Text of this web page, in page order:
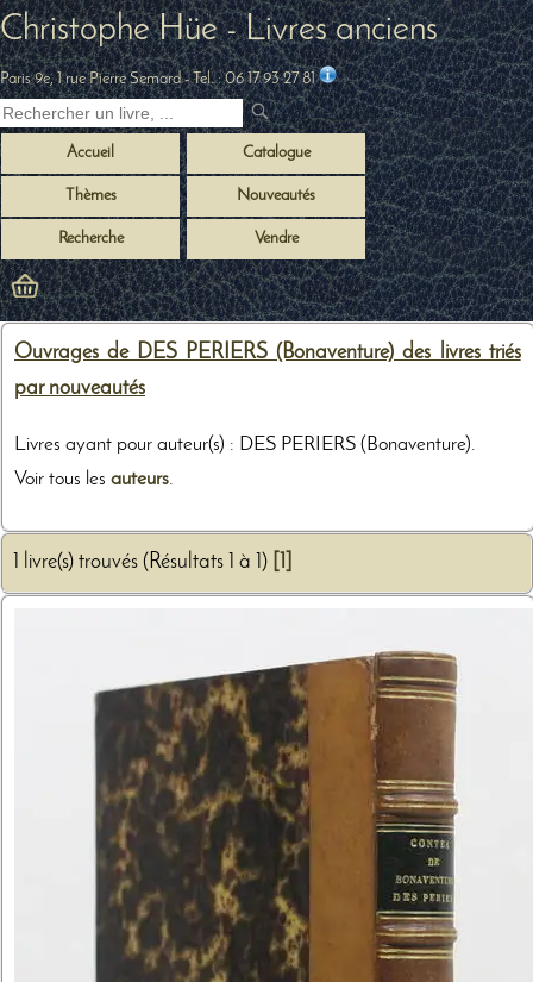
Christophe Hüe - Livres anciens
Paris 9e, 1 rue Pierre Semard- Tel. :06 17 93 27 81
Accueil Catalogue
Thèmes Nouveautés
Recherche Vendre
Ouvrages de DES PERIERS (Bonaventure) des livres triés
par nouveautés
Livres ayant pour auteur(s) : DES PERIERS (Bonaventure).
Voir tous les auteurs.
1 livre(s) trouvés (Résultats 1 à 1)